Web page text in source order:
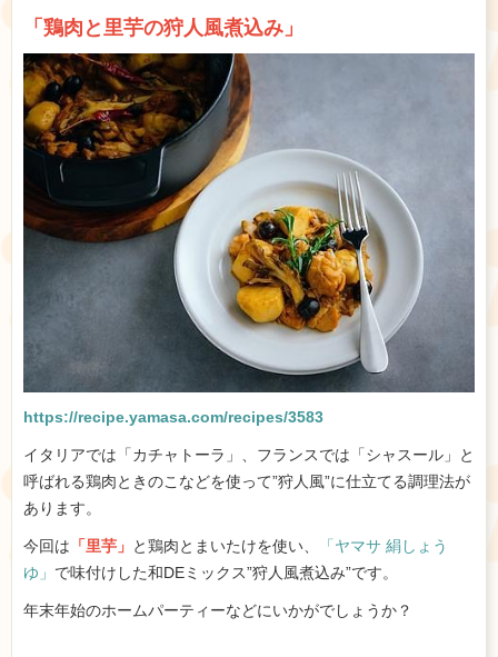
「鶏肉と里芋の狩人風煮込み」
https://recipe.yamasa.com/recipes/3583
イタリアでは「カチャトーラ」、フランスでは「シャスール」と
呼ばれる鶏肉ときのこなどを使って”狩人風”に仕立てる調理法が
あります。
今回は 「里芋」 と鶏肉とまいたけを使い、
「ヤマサ 絹しょう
ゆ」 で味付けした和DEミックス”狩人風煮込み”です。
年末年始のホームパーティーなどにいかがでしょうか？